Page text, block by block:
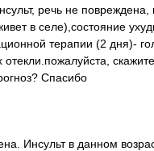
речь не повреждена,
в селе),состояние
терапии (2 дня)-
Спасибо
Инсульт в данном